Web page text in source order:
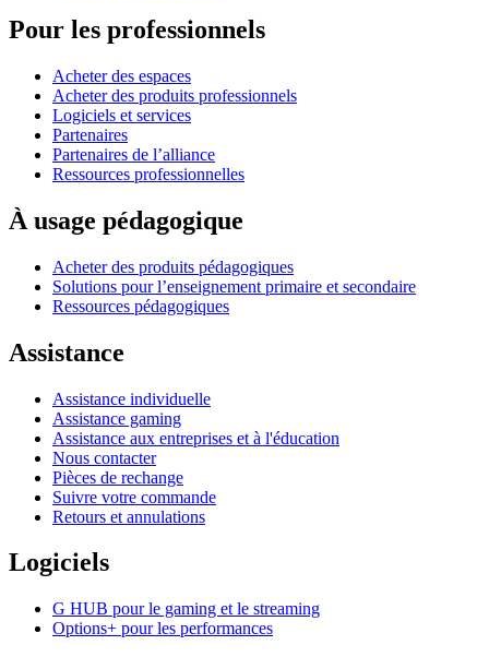
Pour les professionnels
Acheter des espaces
Acheter des produits professionnels
Logiciels et services
Partenaires
Partenaires de l’alliance
Ressources professionnelles
À usage pédagogique
Acheter des produits pédagogiques
Solutions pour l’enseignement primaire et secondaire
Ressources pédagogiques
Assistance
Assistance individuelle
Assistance gaming
Assistance aux entreprises et à l'éducation
Nous contacter
Pièces de rechange
Suivre votre commande
Retours et annulations
Logiciels
G HUB pour le gaming et le streaming
Options+ pour les performances